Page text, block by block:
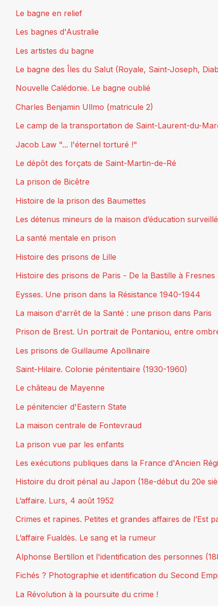
Le bagne en relief
Les bagnes d'Australie
Les artistes du bagne
Le bagne des Îles du Salut (Royale, Saint-Joseph,
Nouvelle Calédonie. Le bagne oublié
Charles Benjamin Ullmo (matricule 2)
Le camp de la transportation de Saint-Laurent-du-
Jacob Law "... l'éternel torturé !"
Le dépôt des forçats de Saint-Martin-de-Ré
La prison de Bicêtre
Histoire de la prison des Baumettes
Les détenus mineurs de la maison d’éducation
La santé mentale en prison
Histoire des prisons de Lille
Histoire des prisons de Paris - De la Bastille à Fresnes
Eysses. Une prison dans la Résistance 1940-1944
La maison d'arrêt de la Santé : une prison dans Paris
Prison de Brest. Un portrait de Pontaniou, entre
Les prisons de Guillaume Apollinaire
Saint-Hilaire. Colonie pénitentiaire (1930-1960)
Le château de Mayenne
Le pénitencier d'Eastern State
La maison centrale de Fontevraud
La prison vue par les enfants
Les exécutions publiques dans la France d'Ancien
Histoire du droit pénal au Japon (18e-début du 20e
L’affaire. Lurs, 4 août 1952
Crimes et rapines. Petites et grandes affaires de l’Est
L’affaire Fualdès. Le sang et la rumeur
Alphonse Bertillon et l'identification des personnes
Fichés ? Photographie et identification du Second
La Révolution à la poursuite du crime !